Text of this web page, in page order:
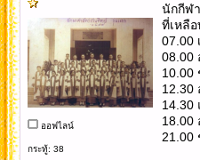
ออฟไลน์
กระทู้: 38
นักกีฬ
ที่เหลื
07.00
08.00
10.00
12.30
14.30
18.00
21.00